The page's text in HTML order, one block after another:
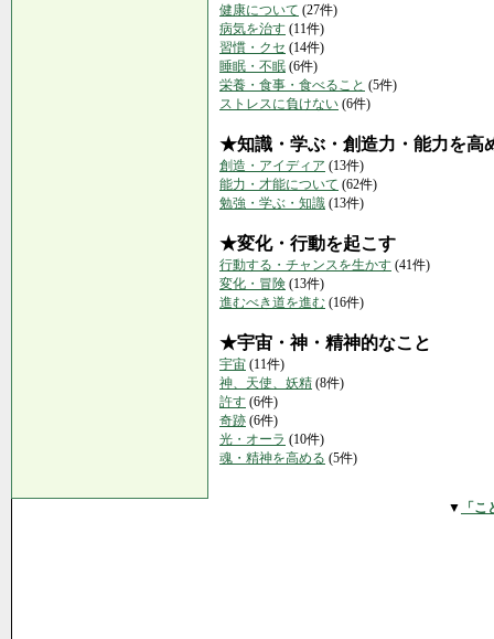
健康について (27件)
病気を治す (11件)
習慣・クセ (14件)
睡眠・不眠 (6件)
栄養・食事・食べること (5件)
ストレスに負けない (6件)
★知識・学ぶ・創造力・能力を高
創造・アイディア (13件)
能力・才能について (62件)
勉強・学ぶ・知識 (13件)
★変化・行動を起こす
行動する・チャンスを生かす (41件)
変化・冒険 (13件)
進むべき道を進む (16件)
★宇宙・神・精神的なこと
宇宙 (11件)
神、天使、妖精 (8件)
許す (6件)
奇跡 (6件)
光・オーラ (10件)
魂・精神を高める (5件)
▼ 「